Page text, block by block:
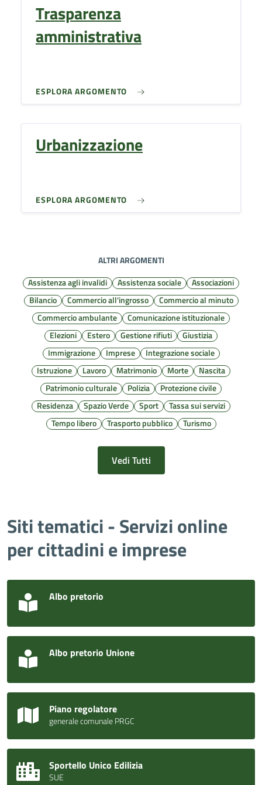
Trasparenza
amministrativa
ESPLORA ARGOMENTO
Urbanizzazione
ESPLORA ARGOMENTO
ALTRI ARGOMENTI
Assistenza agli invalidi
Assistenza sociale
Associazioni
Bilancio
Commercio all'ingrosso
Commercio al minuto
Commercio ambulante
Comunicazione istituzionale
Elezioni
Estero Gestione rifiuti
Giustizia
Immigrazione
Imprese
Integrazione sociale
Istruzione
Lavoro Matrimonio Morte
Nascita
Patrimonio culturale
Polizia
Protezione civile
Residenza
Spazio Verde Sport
Tassa sui servizi
Tempo libero
Trasporto pubblico Turismo
Vedi Tutti
Siti tematici - Servizi online
per cittadini e imprese
Albo pretorio
Albo pretorio Unione
Piano regolatore
generale comunale PRGC
Sportello Unico Edilizia
SUE